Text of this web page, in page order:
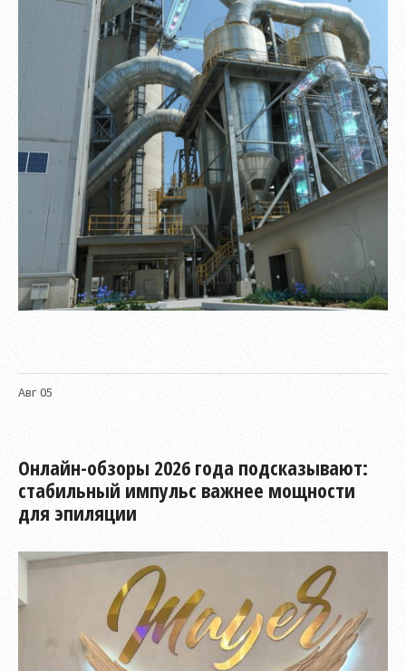
Авг05
Онлайн-обзоры 2026 года подсказывают:
стабильный импульс важнее мощности
для эпиляции